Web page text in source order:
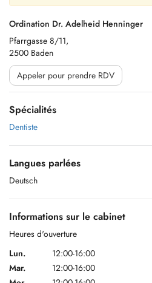
Ordination Dr. Adelheid Henninger
Pfarrgasse 8/11,
2500 Baden
Appeler pour prendre RDV
Spécialités
Dentiste
Langues parlées
Deutsch
Informations sur le cabinet
Heures d'ouverture
Lun.
12:00-16:00
Mar.
12:00-16:00